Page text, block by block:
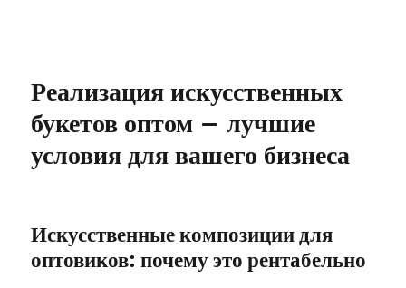
Реализация искусственных
букетов оптом – лучшие
условия для вашего бизнеса
Искусственные композиции для
оптовиков: почему это рентабельно